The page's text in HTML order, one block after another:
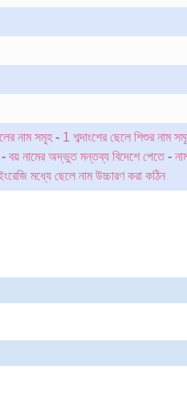
নাম সমূহ- 1 শব্দাংশের ছেলে শিশুর নাম
বয় নামের অদ্ভুত মন্তব্য বিদেশে পেতে-
মধ্যে ছেলে নাম উচ্চারণ করা কঠিন